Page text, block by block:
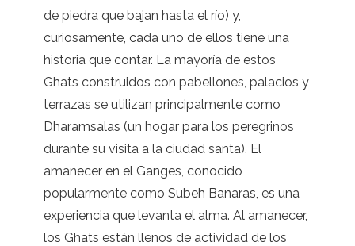
de piedra que bajan hasta el río) y,
curiosamente, cada uno de ellos tiene una
historia que contar. La mayoría de estos
Ghats construidos con pabellones, palacios y
terrazas se utilizan principalmente como
Dharamsalas (un hogar para los peregrinos
durante su visita a la ciudad santa). El
amanecer en el Ganges, conocido
popularmente como Subeh Banaras, es una
experiencia que levanta el alma. Al amanecer,
los Ghats están llenos de actividad de los